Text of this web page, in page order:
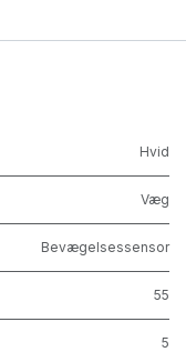
Hvid
Væg
Bevægelsessensor
55
5